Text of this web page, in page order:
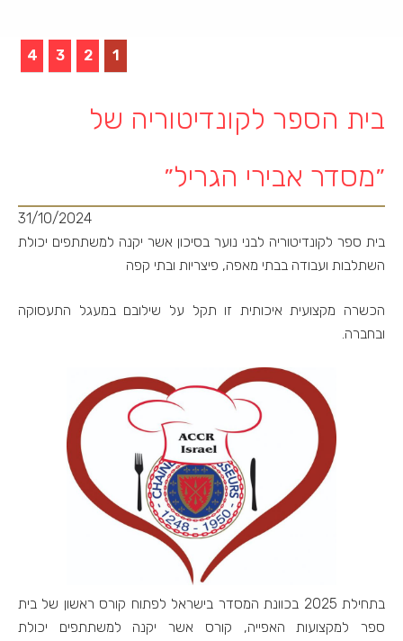
1
2
3
4
בית הספר לקונדיטוריה של
״מסדר אבירי הגריל״
31/10/2024
בית ספר לקונדיטוריה לבני נוער בסיכון אשר יקנה למשתתפים יכולת
השתלבות ועבודה בבתי מאפה, פיצריות ובתי קפה
הכשרה מקצועית איכותית זו תקל על שילובם במעגל התעסוקה
ובחברה.
בתחילת 2025 בכוונת המסדר בישראל לפתוח קורס ראשון של בית
ספר למקצועות האפייה, קורס אשר יקנה למשתתפים יכולת